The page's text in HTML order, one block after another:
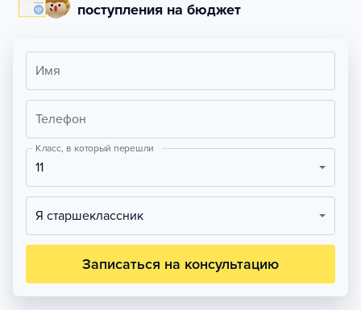
поступления на бюджет
Имя
Телефон
Класс, в который перешли
11
Я старшеклассник
Записаться на консультацию